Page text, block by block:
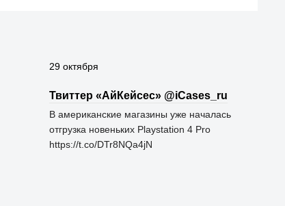
29 октября
Твиттер «АйКейсес» ‏@iCases_ru
В американские магазины уже началась
отгрузка новеньких Playstation 4 Pro
https://t.co/DTr8NQa4jN